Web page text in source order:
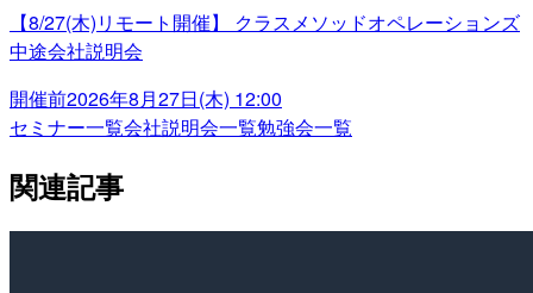
【8/27(木)リモート開催】 クラスメソッドオペレーションズ
中途会社説明会
開催前2026年8月27日(木) 12:00
セミナー一覧会社説明会一覧勉強会一覧
関連記事